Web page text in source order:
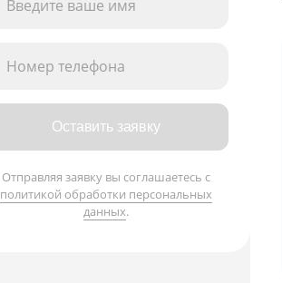
Введите ваше имя
Номер телефона
Оставить заявку
Отправляя заявку вы соглашаетесь с
политикой обработки персональных
данных.